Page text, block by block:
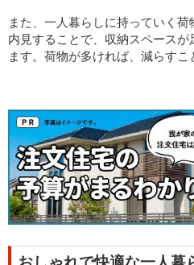
また、一人暮らしに持っていく
内見することで、収納スペース
ます。荷物が多ければ、減らすこ